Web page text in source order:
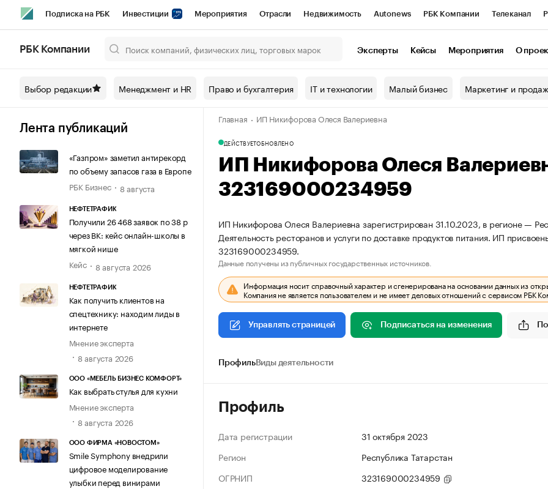
Подписка на РБК Инвестиции Мероприятия Отрасли Недвижимость Autonews РБК Компании Телеканал
Спецпроекты СПб Конференции СПб Спецпроекты Проверка контрагентов
Технологии и медиа Рынок наличной валюты
РБК Компании Эксперты Кейсы Мероприятия О
Выбор редакции Менеджмент и HR Право и бухгалтерия IT и технологии Малый бизнес Маркетинг и
Лента публикаций
«Газпром» заметил антирекорд
по объему запасов газа в Европе
РБК Бизнес
8 августа
НЕФТЕТРАФИК
Получили 26 468 заявок по 38 р
через ВК: кейс онлайн-школы в
мягкой нише
Кейс
8 августа 2026
НЕФТЕТРАФИК
Как получить клиентов на
спецтехнику: находим лиды в
интернете
Мнение эксперта
8 августа 2026
ООО «МЕБЕЛЬ БИЗНЕС КОМФОРТ»
Как выбрать стулья для кухни
Мнение эксперта
8 августа 2026
ООО ФИРМА «НОВОСТОМ»
Smile Symphony внедрили
цифровое моделирование
улыбки перед винирами
Главная ИП Никифорова Олеся Валериевна
ДЕЙСТВУЕТОБНОВЛЕНО
ИП Никифорова Олеся
323169000234959
ИП Никифорова Олеся Валериевна зарегистрирован 31.10.2023, в регионе —
Деятельность ресторанов и услуги по доставке продуктов питания. ИП
323169000234959.
Данные получены из публичных государственных источников.
Информация носит справочный характер и сгенерирована на основании данных из
Компания не является пользователем и не имеет деловых отношений с сервисом РБК
Управлять страницей Подписаться на изменения
ПрофильВиды деятельности
Профиль
Дата регистрации
31 октября 2023
Регион
Республика Татарстан
ОГРНИП
323169000234959